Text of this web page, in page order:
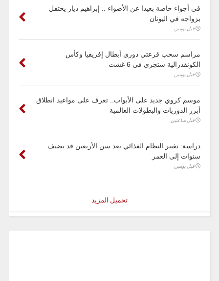
في أجواء خاصة بعيدا عن الأضواء .. إبراهيم دياز يحتفل
بزواجه في اليونان
قبل يومين
مراسم سحب قرعتي دوري أبطال إفريقيا وكأس
الكونفدرالية ستجري في 6 غشت
قبل يومين
موسم كروي جديد على الأبواب.. تعرف على مواعيد انطلاق
أبرز الدوريات والبطولات العالمية
قبل ساعتين
دراسة: تغيير النظام الغذائي بعد سن الأربعين قد يضيف
سنوات إلى العمر
قبل يومين
تحميل المزيد